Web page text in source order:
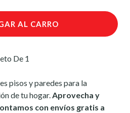
AL CARRO
De 1
pisos y paredes para la
de tu hogar.Aprovecha y
con envíos gratis a